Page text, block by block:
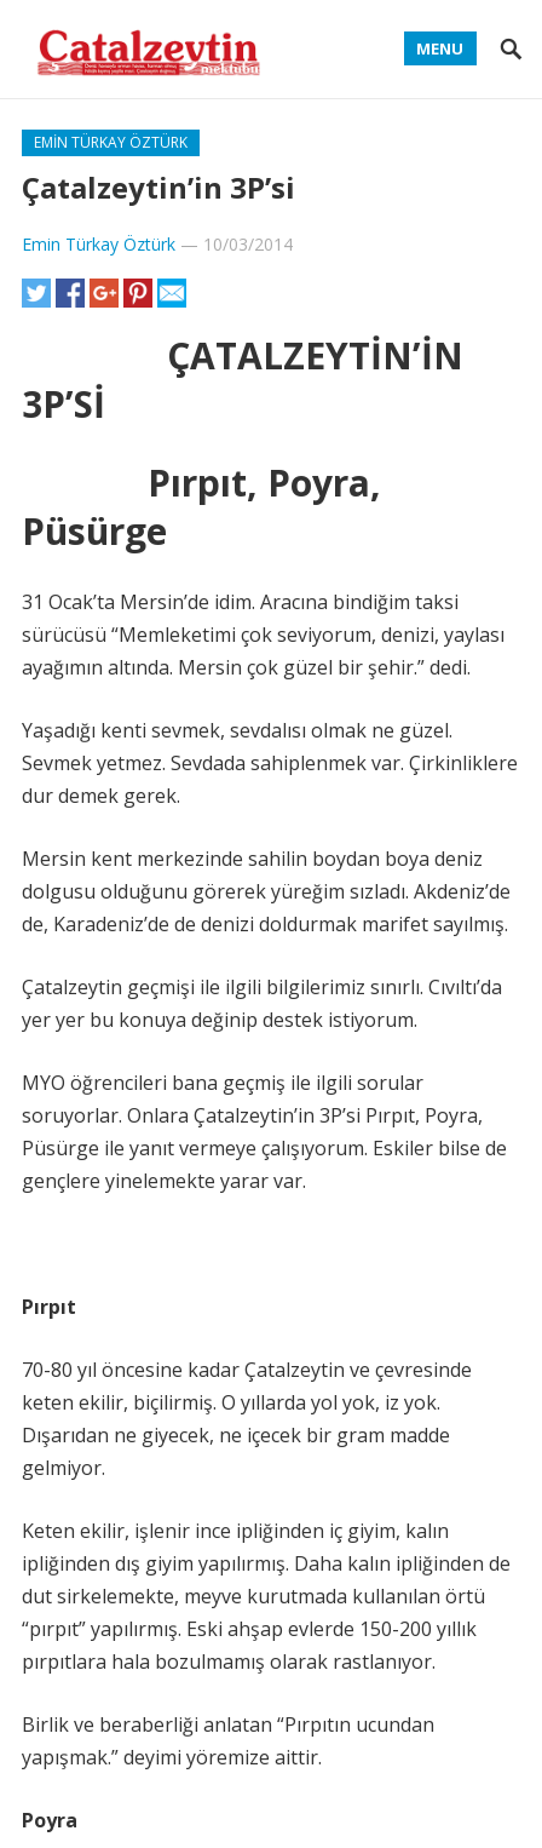
MENU
EMIN TÜRKAY ÖZTÜRK
Çatalzeytin’in 3P’si
Emin Türkay Öztürk— 10/03/2014
ÇATALZEYTİN’İN
3P’Sİ
Pırpıt, Poyra,
Püsürge
31 Ocak’ta Mersin’de idim. Aracına bindiğim taksi
sürücüsü “Memleketimi çok seviyorum, denizi, yaylası
ayağımın altında. Mersin çok güzel bir şehir.” dedi.
Yaşadığı kenti sevmek, sevdalısı olmak ne güzel.
Sevmek yetmez. Sevdada sahiplenmek var. Çirkinliklere
dur demek gerek.
Mersin kent merkezinde sahilin boydan boya deniz
dolgusu olduğunu görerek yüreğim sızladı. Akdeniz’de
de, Karadeniz’de de denizi doldurmak marifet sayılmış.
Çatalzeytin geçmişi ile ilgili bilgilerimiz sınırlı. Cıvıltı’da
yer yer bu konuya değinip destek istiyorum.
MYO öğrencileri bana geçmiş ile ilgili sorular
soruyorlar. Onlara Çatalzeytin’in 3P’si Pırpıt, Poyra,
Püsürge ile yanıt vermeye çalışıyorum. Eskiler bilse de
gençlere yinelemekte yarar var.
Pırpıt
70-80 yıl öncesine kadar Çatalzeytin ve çevresinde
keten ekilir, biçilirmiş. O yıllarda yol yok, iz yok.
Dışarıdan ne giyecek, ne içecek bir gram madde
gelmiyor.
Keten ekilir, işlenir ince ipliğinden iç giyim, kalın
ipliğinden dış giyim yapılırmış. Daha kalın ipliğinden de
dut sirkelemekte, meyve kurutmada kullanılan örtü
“pırpıt” yapılırmış. Eski ahşap evlerde 150-200 yıllık
pırpıtlara hala bozulmamış olarak rastlanıyor.
Birlik ve beraberliği anlatan “Pırpıtın ucundan
yapışmak.” deyimi yöremize aittir.
Poyra